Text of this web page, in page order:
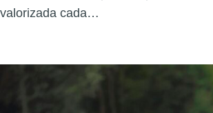
valorizada cada…